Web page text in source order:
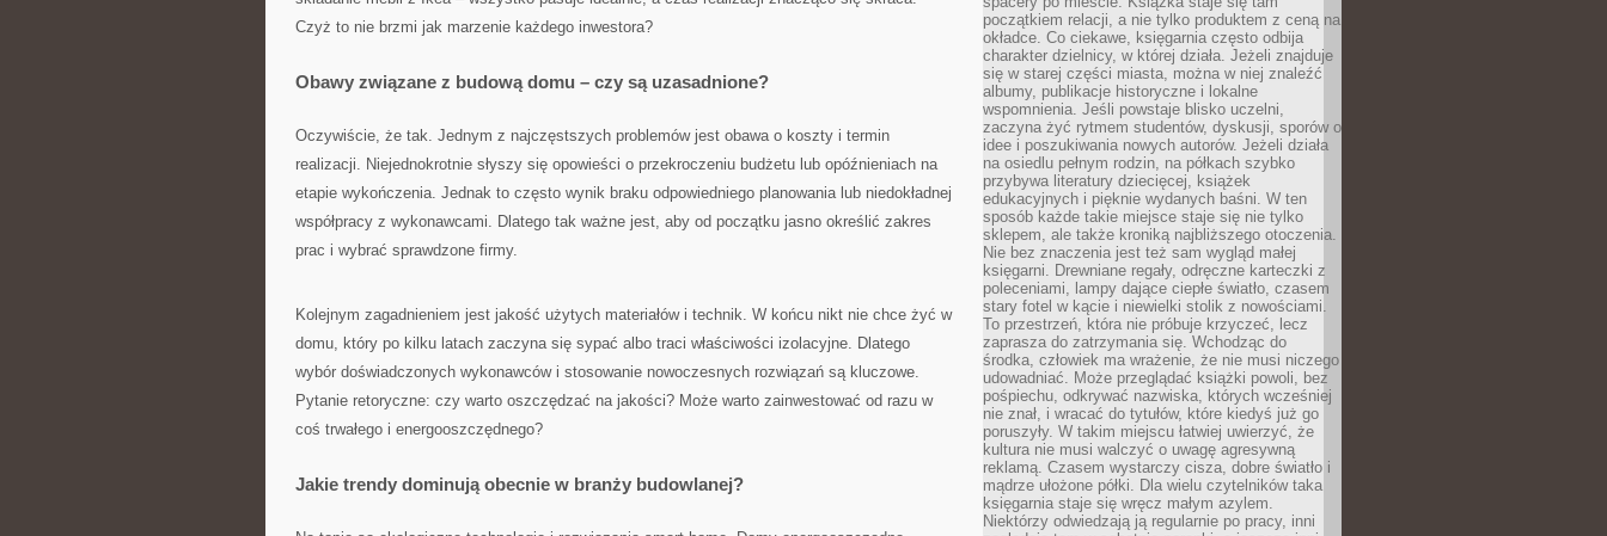
Czyż to nie brzmi jak marzenie każdego inwestora?
Obawy związane z budową domu – czy są uzasadnione?
Oczywiście, że tak. Jednym z najczęstszych problemów jest obawa o koszty i termin
realizacji. Niejednokrotnie słyszy się opowieści o przekroczeniu budżetu lub opóźnieniach na
etapie wykończenia. Jednak to często wynik braku odpowiedniego planowania lub niedokładnej
współpracy z wykonawcami. Dlatego tak ważne jest, aby od początku jasno określić zakres
prac i wybrać sprawdzone firmy.
Kolejnym zagadnieniem jest jakość użytych materiałów i technik. W końcu nikt nie chce żyć w
domu, który po kilku latach zaczyna się sypać albo traci właściwości izolacyjne. Dlatego
wybór doświadczonych wykonawców i stosowanie nowoczesnych rozwiązań są kluczowe.
Pytanie retoryczne: czy warto oszczędzać na jakości? Może warto zainwestować od razu w
coś trwałego i energooszczędnego?
Jakie trendy dominują obecnie w branży budowlanej?
początkiem relacji, a nie tylko produktem z ceną na
okładce. Co ciekawe, księgarnia często odbija
charakter dzielnicy, w której działa. Jeżeli znajduje
się w starej części miasta, można w niej znaleźć
albumy, publikacje historyczne i lokalne
wspomnienia. Jeśli powstaje blisko uczelni,
zaczyna żyć rytmem studentów, dyskusji, sporów o
idee i poszukiwania nowych autorów. Jeżeli działa
na osiedlu pełnym rodzin, na półkach szybko
przybywa literatury dziecięcej, książek
edukacyjnych i pięknie wydanych baśni. W ten
sposób każde takie miejsce staje się nie tylko
sklepem, ale także kroniką najbliższego otoczenia.
Nie bez znaczenia jest też sam wygląd małej
księgarni. Drewniane regały, odręczne karteczki z
poleceniami, lampy dające ciepłe światło, czasem
stary fotel w kącie i niewielki stolik z nowościami.
To przestrzeń, która nie próbuje krzyczeć, lecz
zaprasza do zatrzymania się. Wchodząc do
środka, człowiek ma wrażenie, że nie musi niczego
udowadniać. Może przeglądać książki powoli, bez
pośpiechu, odkrywać nazwiska, których wcześniej
nie znał, i wracać do tytułów, które kiedyś już go
poruszyły. W takim miejscu łatwiej uwierzyć, że
kultura nie musi walczyć o uwagę agresywną
reklamą. Czasem wystarczy cisza, dobre światło i
mądrze ułożone półki. Dla wielu czytelników taka
księgarnia staje się wręcz małym azylem.
Niektórzy odwiedzają ją regularnie po pracy, inni